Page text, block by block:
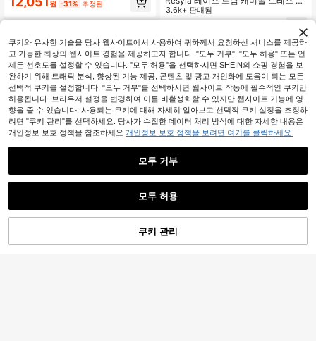
와이드 레그 플러스 사이즈 여성 점프
수트
원 -31% 추정된
버업, 여성용 긴팔 니트 숄더 탑, 여름
자외선 차단
3.6k+ 판매됨
43% 할인!
쿠키와 유사한 기술을 당사 웹사이트에서 사용하여 귀하께서 요청하신 서비스를 제공하
고 가능한 최상의 웹사이트 경험을 제공하고자 합니다. "모두 거부", "모두 허용" 또는 언
제든 선호도를 설정할 수 있습니다. "모두 허용"을 선택하시면 SHEIN의 쇼핑 경험을 보
완하기 위해 트래픽 분석, 향상된 기능 제공, 콘텐츠 및 광고 개인화에 도움이 되는 모든
선택적 쿠키를 설정합니다. "모두 거부"를 선택하시면 웹사이트 작동에 필수적인 쿠키만
허용됩니다. 브라우저 설정을 변경하여 이를 비활성화할 수 있지만 웹사이트 기능에 영
향을 줄 수 있습니다. 사용되는 쿠키에 대해 자세히 알아보고 선택적 쿠키 설정을 조정하
려면 "쿠키 관리"를 선택하세요. 당사가 수집한 데이터 처리 방식에 대한 자세한 내용은
개인정보 보호 정책을 참조하세요. 개인정보 보호 정책을 보려면 여기를 클릭하세요.
모두 거부
모두 허용
쿠키 관리